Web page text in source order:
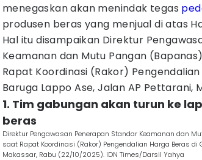
menegaskan akan menindak tegas
produsen beras yang menjual di atas
Hal itu disampaikan Direktur
Keamanan dan Mutu Pangan
Rapat Koordinasi (Rakor)
Baruga Lappo Ase, Jalan AP Pettarani,
1. Tim gabungan akan turun ke
beras
Direktur Pengawasan Penerapan Standar Keamanan dan
saat Rapat Koordinasi (Rakor) Pengendalian Harga Beras di
Makassar, Rabu (22/10/2025). IDN Times/Darsil Yahya